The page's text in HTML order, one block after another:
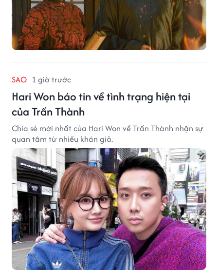
SAO 1 giờ trước
Hari Won báo tin về tình trạng hiện tại
của Trấn Thành
Chia sẻ mới nhất của Hari Won về Trấn Thành nhận sự
quan tâm từ nhiều khán giả.